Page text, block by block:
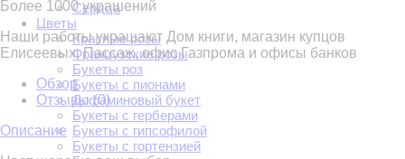
Сердца
Цветы
Красные розы
Французские розы
Букеты роз
Букеты с пионами
Дофаминовый букет
Букеты с герберами
Букеты с гипсофилой
Букеты с гортензией
Более 1000 украшений
Наши работы украшают Дом книги, магазин купцов
Елисеевых, Пассаж, офис Газпрома и офисы банков
Обзор
Отзывы (0)
Описание